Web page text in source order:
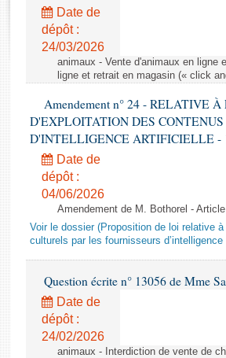
Rapports législatifs
Rapports sur l'application des lois
Baromètre de l’application des lois
Dossiers législatifs
Budget et sécurité sociale
Questions écrites et orales
Comptes rendus des débats
Date de
dépôt :
24/03/2026
animaux - Vente d'animaux en ligne
ligne et retrait en magasin (« click
Amendement n° 24 - RELATIVE
D'EXPLOITATION DES
D'INTELLIGENCE ARTIFICIELLE -
Date de
dépôt :
04/06/2026
Amendement de M. Bothorel -
Voir le dossier (Proposition de loi relative à
culturels par les fournisseurs
Question écrite n° 13056 de Mme
Date de
dépôt :
24/02/2026
animaux - Interdiction de vente de